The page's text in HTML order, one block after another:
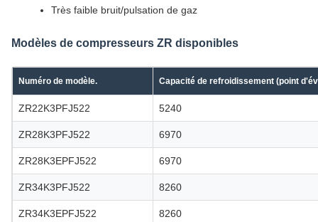
Très faible bruit/pulsation de gaz
Modèles de compresseurs ZR disponibles
Numéro de modèle. Capacité de refroidissement (point
ZR22K3PFJ522 5240
ZR28K3PFJ522 6970
ZR28K3EPFJ522 6970
ZR34K3PFJ522 8260
ZR34K3EPFJ522 8260